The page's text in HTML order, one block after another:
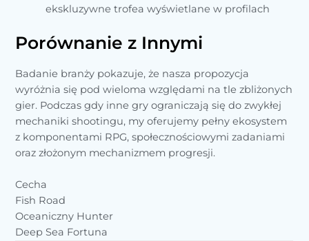
ekskluzywne trofea wyświetlane w profilach
Porównanie z Innymi
Badanie branży pokazuje, że nasza propozycja
wyróżnia się pod wieloma względami na tle zbliżonych
gier. Podczas gdy inne gry ograniczają się do zwykłej
mechaniki shootingu, my oferujemy pełny ekosystem
z komponentami RPG, społecznościowymi zadaniami
oraz złożonym mechanizmem progresji.
Cecha
Fish Road
Oceaniczny Hunter
Deep Sea Fortuna